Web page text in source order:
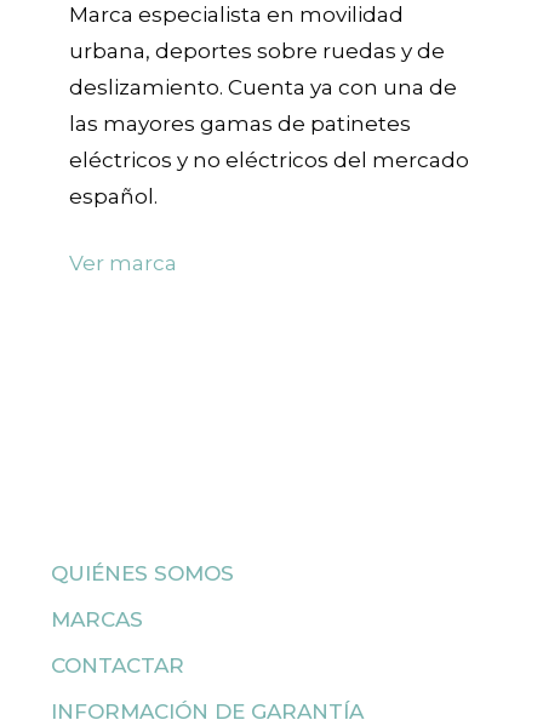
Marca especialista en movilidad
urbana, deportes sobre ruedas y de
deslizamiento. Cuenta ya con una de
las mayores gamas de patinetes
eléctricos y no eléctricos del mercado
español.
Ver marca
QUIÉNES SOMOS
MARCAS
CONTACTAR
INFORMACIÓN DE GARANTÍA